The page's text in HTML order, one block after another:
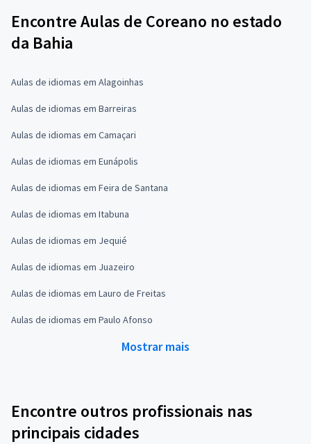
Encontre Aulas de Coreano no estado
da Bahia
Aulas de idiomas em Alagoinhas
Aulas de idiomas em Barreiras
Aulas de idiomas em Camaçari
Aulas de idiomas em Eunápolis
Aulas de idiomas em Feira de Santana
Aulas de idiomas em Itabuna
Aulas de idiomas em Jequié
Aulas de idiomas em Juazeiro
Aulas de idiomas em Lauro de Freitas
Aulas de idiomas em Paulo Afonso
Mostrar mais
Encontre outros profissionais nas
principais cidades